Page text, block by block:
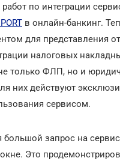
по интеграции
в онлайн-банкинг.
для представления
налоговых
только ФЛП, но и
них действуют
сервисом.
большой запрос на
Это